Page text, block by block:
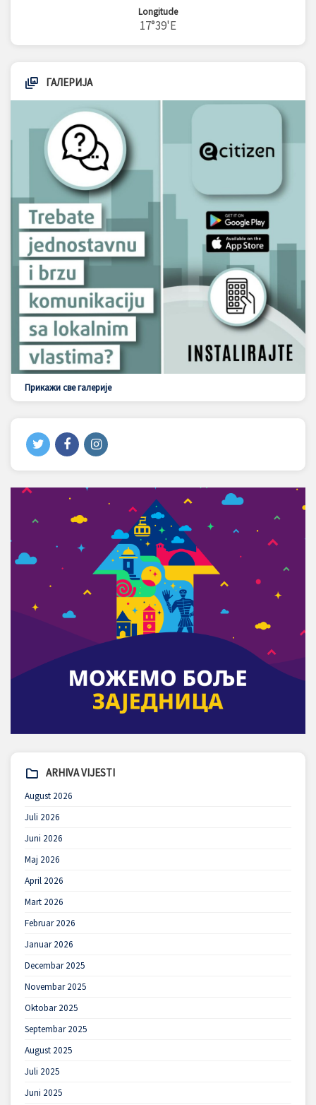
Longitude
17°39'E
ГАЛЕРИЈА
Прикажи све галерије
ARHIVA VIJESTI
August 2026
Juli 2026
Juni 2026
Maj 2026
April 2026
Mart 2026
Februar 2026
Januar 2026
Decembar 2025
Novembar 2025
Oktobar 2025
Septembar 2025
August 2025
Juli 2025
Juni 2025